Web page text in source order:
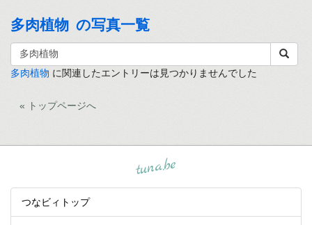
多肉植物 の写真一覧
多肉植物 に関連したエントリーは見つかりませんでした
« トップページへ
tuna.be
つなビィトップ